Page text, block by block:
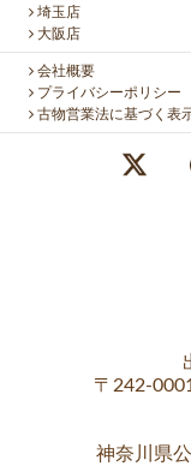
埼玉店
大阪店
会社概要
プライバシーポリシー
古物営業法に基づく表
〒242-
神奈川県